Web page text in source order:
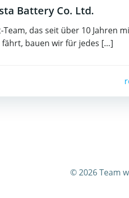
Battery Co. Ltd.
das seit über 10 Jahren
bauen wir für jedes […]
© 2026 Team